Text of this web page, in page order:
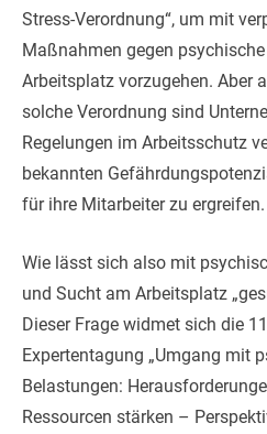
Stress-Verordnung“, um mit
Maßnahmen gegen
Arbeitsplatz vorzugehen. Aber
solche Verordnung sind
Regelungen im Arbeitsschutz
bekannten
für ihre Mitarbeiter zu ergreifen.
Wie lässt sich also mit
und Sucht am Arbeitsplatz
Dieser Frage widmet sich die 11.
Expertentagung „Umgang mit
Belastungen:
Ressourcen stärken –